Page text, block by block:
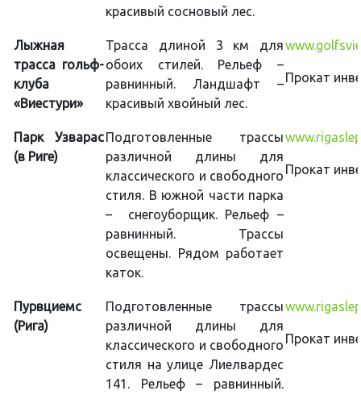
красивый сосновый лес.
Лыжная
трасса гольф-
клуба
«Виестури»
Трасса длиной 3 км для
обоих стилей. Рельеф –
равнинный. Ландшафт –
красивый хвойный лес.
Прокат
Парк Узварас
(в Риге)
Подготовленные трассы
различной длины для
классического и свободного
стиля. В южной части парка
– снегоуборщик. Рельеф –
равнинный. Трассы
освещены. Рядом работает
каток.
Прокат
Пурвциемс
(Рига)
Подготовленные трассы
различной длины для
классического и свободного
стиля на улице Лиелвардес
141. Рельеф – равнинный.
Прокат